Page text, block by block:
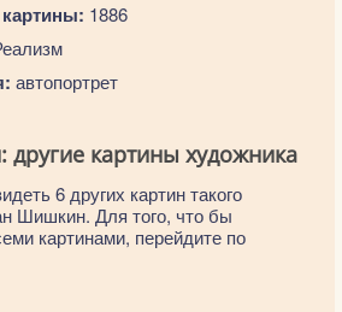
1886
автопортрет
картины художника
6 других картин такого
Шишкин. Для того, что бы
картинами, перейдите по